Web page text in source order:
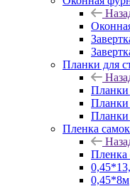
Планки для
Планки
Планки
Планки
Пленка
Пленка
0,45*8м